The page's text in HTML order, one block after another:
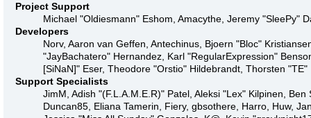
Project Support
Michael "Oldiesmann" Eshom, Amacythe, Jeremy "SleePy"
Developers
Norv, Aaron van Geffen, Antechinus, Bjoern "Bloc"
"JayBachatero" Hernandez, Karl "RegularExpression"
[SiNaN]" Eser, Theodore "Orstio" Hildebrandt, Thorsten
Support Specialists
JimM, Adish "(F.L.A.M.E.R)" Patel, Aleksi "Lex" Kilpinen,
Duncan85, Eliana Tamerin, Fiery, gbsothere, Harro, Huw,